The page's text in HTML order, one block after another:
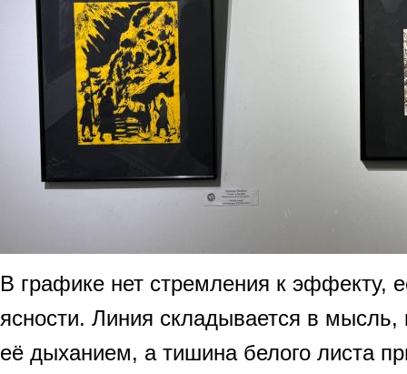
В графике нет стремления к эффекту,
ясности. Линия складывается в мысль,
её дыханием, а тишина белого листа